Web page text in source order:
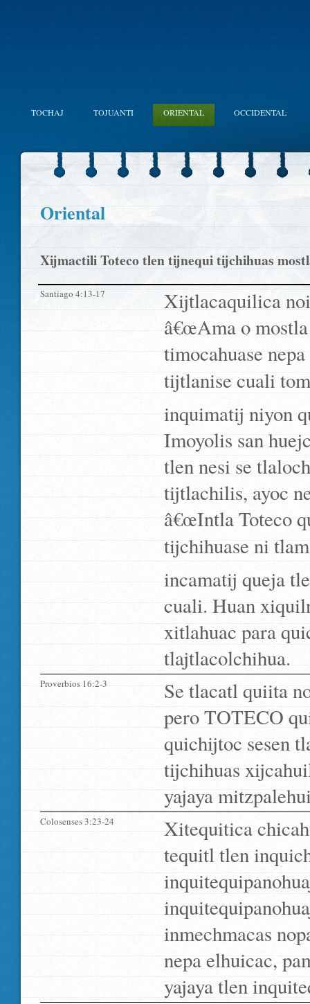
TOCHAJ TOJUANTI ORIENTAL OCCIDENTAL
Oriental
Xijmactili Toteco tlen tijnequi tijchihuas
Santiago 4:13-17
Xijtlacaquilica
â€œAma o
timocahuase
tijtlanise cuali
inquimatij niyon
Imoyolis san
tlen nesi se
tijtlachilis, ayoc
â€œIntla Toteco
tijchihuase ni
incamatij queja
cuali. Huan
xitlahuac para
tlajtlacolchihua.
Proverbios 16:2-3
Se tlacatl quiita
pero TOTECO
quichijtoc sesen
tijchihuas
yajaya
Colosenses 3:23-24
Xitequitica
tequitl tlen
inmechmacas
nepa elhuicac,
yajaya tlen